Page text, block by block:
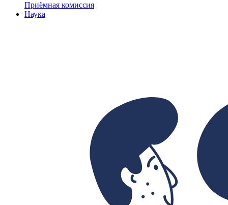
Приёмная комиссия
Наука